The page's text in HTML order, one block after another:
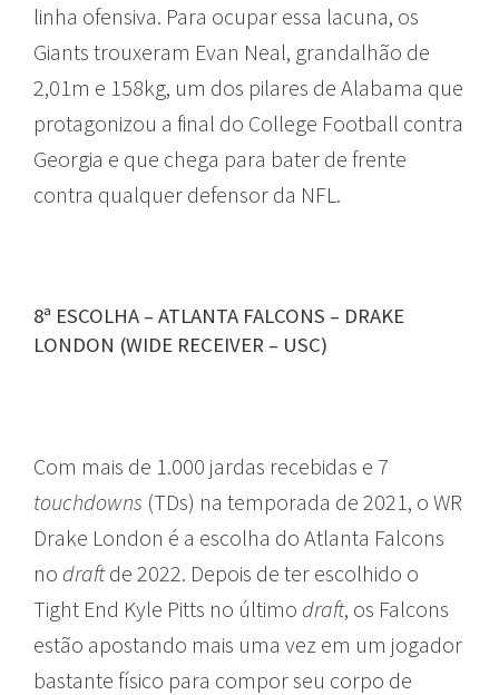
linha ofensiva. Para ocupar essa lacuna, os
Giants trouxeram Evan Neal, grandalhão de
2,01m e 158kg, um dos pilares de Alabama que
protagonizou a final do College Football contra
Georgia e que chega para bater de frente
contra qualquer defensor da NFL.
8ª ESCOLHA – ATLANTA FALCONS – DRAKE
LONDON (WIDE RECEIVER – USC)
Com mais de 1.000 jardas recebidas e 7
touchdowns (TDs) na temporada de 2021, o WR
Drake London é a escolha do Atlanta Falcons
no draftde 2022. Depois de ter escolhido o
Tight End Kyle Pitts no último draft, os Falcons
estão apostando mais uma vez em um jogador
bastante físico para compor seu corpo de